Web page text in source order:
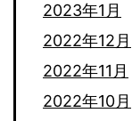
2023年1月
2022年12月
2022年11月
2022年10月